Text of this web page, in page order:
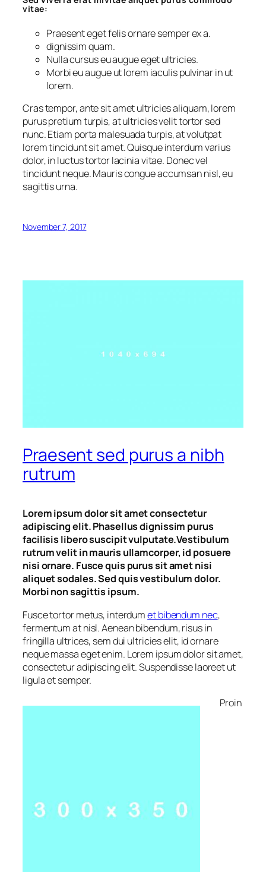
vitae:
Praesent eget felis ornare semper ex a.
dignissim quam.
Nulla cursus eu augue eget ultricies.
Morbi eu augue ut lorem iaculis pulvinar in ut
lorem.
Cras tempor, ante sit amet ultricies aliquam, lorem
purus pretium turpis, at ultricies velit tortor sed
nunc. Etiam porta malesuada turpis, at volutpat
lorem tincidunt sit amet. Quisque interdum varius
dolor, in luctus tortor lacinia vitae. Donec vel
tincidunt neque. Mauris congue accumsan nisl, eu
sagittis urna.
November 7, 2017
Praesent sed purus a nibh
rutrum
Lorem ipsum dolor sit amet consectetur
adipiscing elit. Phasellus dignissim purus
facilisis libero suscipit vulputate.Vestibulum
rutrum velit in mauris ullamcorper, id posuere
nisi ornare. Fusce quis purus sit amet nisi
aliquet sodales. Sed quis vestibulum dolor.
Morbi non sagittis ipsum.
Fusce tortor metus, interdumet bibendum nec,
fermentum at nisl. Aenean bibendum, risus in
fringilla ultrices, sem dui ultricies elit, id ornare
neque massa eget enim. Lorem ipsum dolor sit amet,
consectetur adipiscing elit. Suspendisse laoreet ut
ligula et semper.
Proin